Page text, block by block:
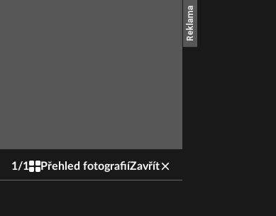
1/1 Přehled fotografiíZavřít